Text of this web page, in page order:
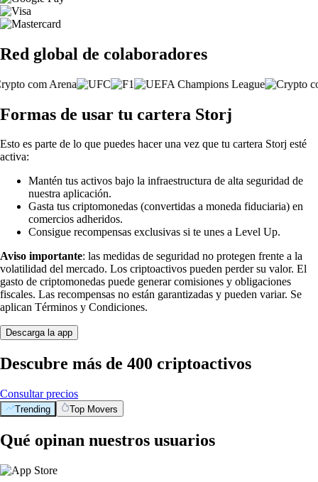
Red global de colaboradores
Formas de usar tu cartera Storj
Esto es parte de lo que puedes hacer una vez que tu cartera Storj esté
activa:
Mantén tus activos bajo la infraestructura de alta seguridad de
nuestra aplicación.
Gasta tus criptomonedas (convertidas a moneda fiduciaria) en
comercios adheridos.
Consigue recompensas exclusivas si te unes a Level Up.
Aviso importante: las medidas de seguridad no protegen frente a la
volatilidad del mercado. Los criptoactivos pueden perder su valor. El
gasto de criptomonedas puede generar comisiones y obligaciones
fiscales. Las recompensas no están garantizadas y pueden variar. Se
aplican Términos y Condiciones.
Descarga la app
Descubre más de 400 criptoactivos
Consultar precios
Trending Top Movers
Qué opinan nuestros usuarios